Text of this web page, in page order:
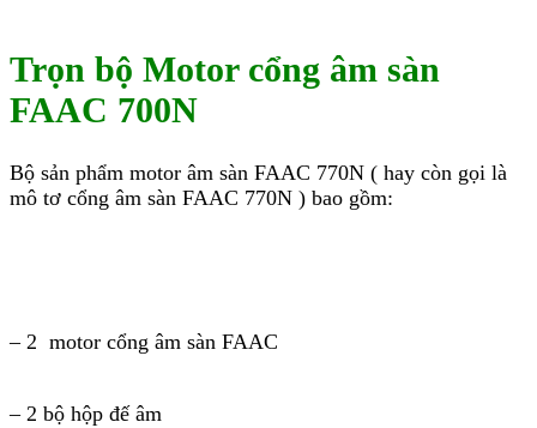
Trọn bộ Motor cổng âm sàn
FAAC 700N
Bộ sản phẩm motor âm sàn FAAC 770N ( hay còn gọi là
mô tơ cổng âm sàn FAAC 770N ) bao gồm:
– 2 motor cổng âm sàn FAAC
– 2 bộ hộp đế âm